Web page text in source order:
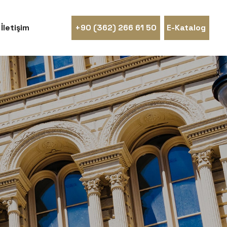
İletişim +90 (362) 266 61 50 E-Katalog